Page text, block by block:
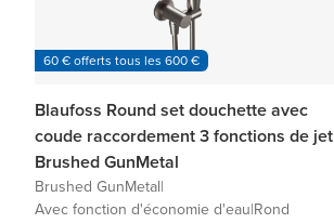
60 € offerts tous les 600 €
Blaufoss Round set douchette avec
coude raccordement 3 fonctions de jet
Brushed GunMetal
Brushed GunMetal|
Avec fonction d'économie d'eau|Rond